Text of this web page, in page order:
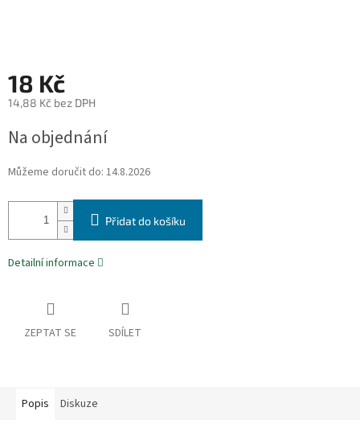
18 Kč
14,88 Kč bez DPH
cena:
Na objednání
Můžeme doručit do: 14.8.2026
Přidat do košíku
Detailní informace
ZEPTAT SE SDÍLET
Popis Diskuze